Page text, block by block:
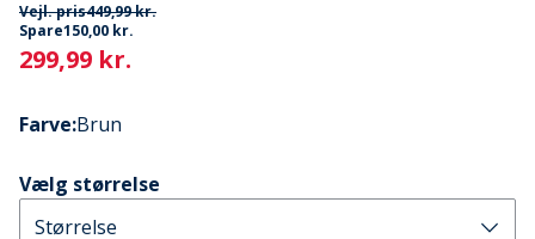
Vejl. pris449,99 kr.
Spare150,00 kr.
Current
299,99 kr.
Farve:Brun
Vælg størrelse